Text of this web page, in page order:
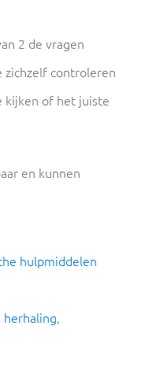
2 de vragen
zichzelf controleren
kijken of het juiste
en kunnen
hulpmiddelen
herhaling,